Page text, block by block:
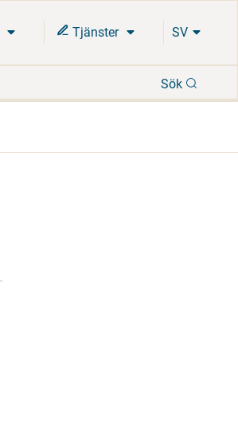
Tjänster SV
Sök